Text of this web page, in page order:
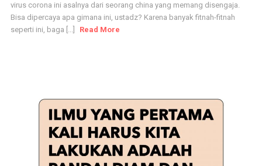
virus corona ini asalnya dari seorang china yang memang disengaja.
Bisa dipercaya apa gimana ini, ustadz? Karena banyak fitnah-fitnah
seperti ini, baga [...]
Read More